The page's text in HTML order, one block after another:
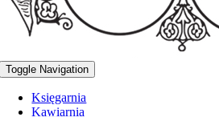
Toggle Navigation
Księgarnia
Kawiarnia